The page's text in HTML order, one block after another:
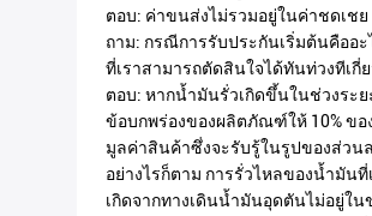
ตอบ: ค่าขนส่งไม่รวมอยู่ในค่าชดเชย
ถาม: กรณีการรับประกันเริ่มต้นคืออ
ที่เราสามารถตัดสินใจได้ทันท่วงทีเกี่
ตอบ: หากน้ำมันรั่วเกิดขึ้นในช่วงระย
ข้อบกพร่องของผลิตภัณฑ์ให้ 10% ขอ
มูลค่าสินค้าซึ่งจะรับรู้ในรูปของส่วน
อย่างไรก็ตาม การรั่วไหลของน้ำมัน
เกิดจากทางเดินน้ำมันอุดตันไม่อยู่ใ